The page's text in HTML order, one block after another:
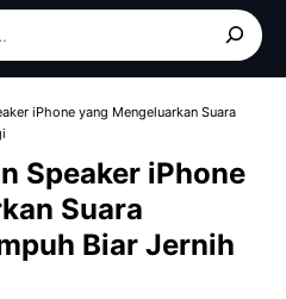
iPhone yang Mengeluarkan Suara
Speaker iPhone
Suara
Biar Jernih